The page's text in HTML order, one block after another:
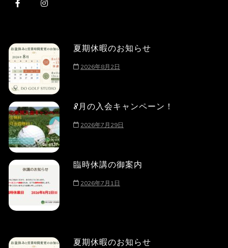
夏期休暇のお知らせ
2026年8月2日
8月の入会キャンペーン！
2026年7月29日
臨時休講の御案内
2026年7月1日
夏期休暇のお知らせ